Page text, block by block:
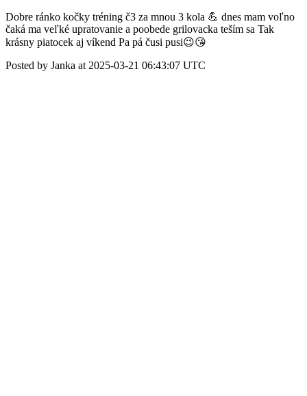
Dobre ránko kočky tréning č3 za mnou 3 kola 💪 dnes mam voľno
čaká ma veľké upratovanie a poobede grilovacka teším sa Tak
krásny piatocek aj víkend Pa pá čusi pusi😉😘
Posted by Janka at 2025-03-21 06:43:07 UTC